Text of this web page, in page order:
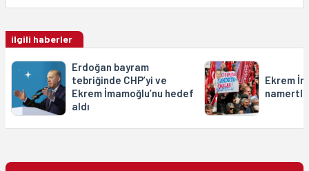
ilgili haberler
Erdoğan bayram
tebriğinde CHP’yi ve
Ekrem İmamoğlu’nu hedef
aldı
Ekrem